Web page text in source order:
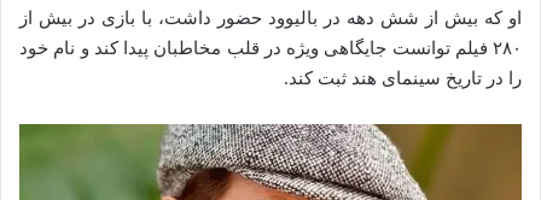
او که بیش از شش دهه در بالیوود حضور داشت، با بازی در بیش از
۲۸۰ فیلم توانست جایگاهی ویژه در قلب مخاطبان پیدا کند و نام خود
را در تاریخ سینمای هند ثبت کند.